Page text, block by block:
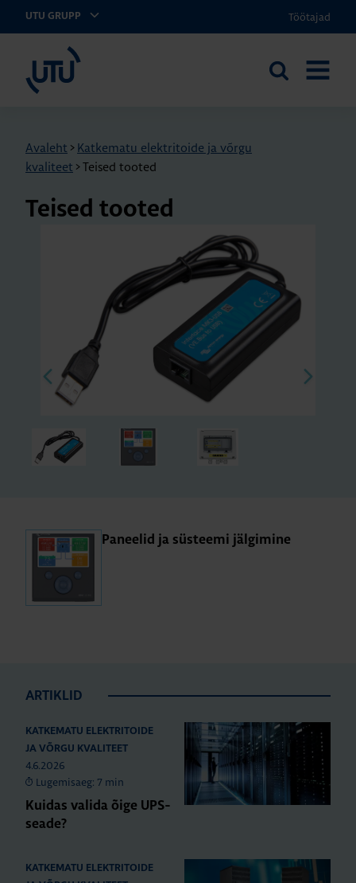
UTU GRUPP Töötajad
Otsi
Avaleht > Katkematu elektritoide ja võrgu
kvaliteet >Teised tooted
Tei­sed too­ted
Paneelid ja süs­teemi jäl­gi­mine
ARTIKLID
KATKEMATU ELEKTRITOIDE
JA VÕRGU KVALITEET
4.6.2026
Lugemisaeg: 7 min
Kuidas valida õige UPS-
seade?
KATKEMATU ELEKTRITOIDE